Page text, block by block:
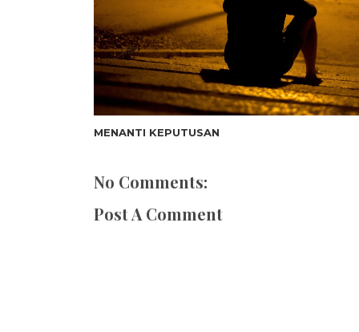
MENANTI KEPUTUSAN
No Comments:
Post A Comment